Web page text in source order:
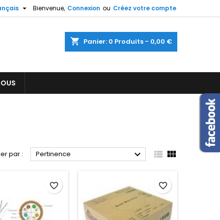
Bienvenue, Connexion ou Créez votre compte

shopping_cart Panier: 0 Produits - 0,00 €
par : Pertinence   
favorite_border favorite_border